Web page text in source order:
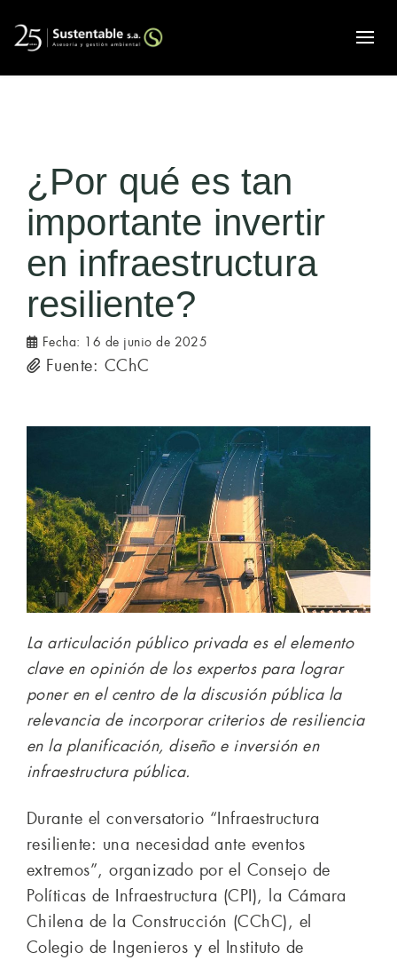
¿Por qué es tan
importante invertir
en infraestructura
resiliente?
Fecha: 16 de junio de 2025
Fuente: CChC
La articulación público privada es el elemento
clave en opinión de los expertos para lograr
poner en el centro de la discusión pública la
relevancia de incorporar criterios de resiliencia
en la planificación, diseño e inversión en
infraestructura pública.
Durante el conversatorio “Infraestructura
resiliente: una necesidad ante eventos
extremos”, organizado por el Consejo de
Políticas de Infraestructura (CPI), la Cámara
Chilena de la Construcción (CChC), el
Colegio de Ingenieros y el Instituto de